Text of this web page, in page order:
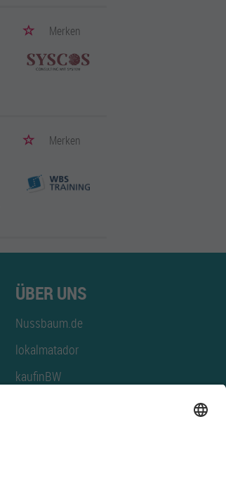
Merken
Merken
ÜBER UNS
Nussbaum.de
lokalmatador
kaufinBW